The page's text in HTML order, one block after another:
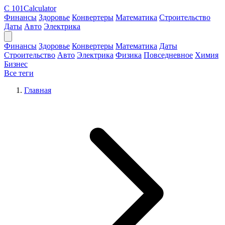
C 101Calculator
Финансы Здоровье Конвертеры Математика Строительство
Даты Авто Электрика
Финансы Здоровье Конвертеры Математика Даты
Строительство Авто Электрика Физика Повседневное Химия
Бизнес
Все теги
Главная